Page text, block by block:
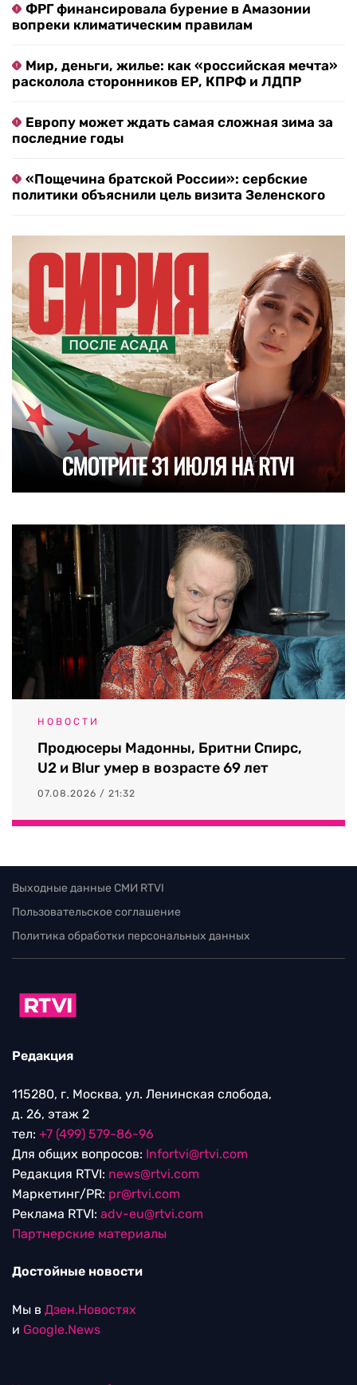
ФРГ финансировала бурение в Амазонии
вопреки климатическим правилам
Мир, деньги, жилье: как «российская мечта»
расколола сторонников ЕР, КПРФ и ЛДПР
Европу может ждать самая сложная зима за
последние годы
«Пощечина братской России»: сербские
политики объяснили цель визита Зеленского
НОВОСТИ
Продюсеры Мадонны, Бритни Спирс,
U2 и Blur умер в возрасте 69 лет
07.08.2026 / 21:32
Выходные данные СМИ RTVI
Пользовательское соглашение
Политика обработки персональных данных
Редакция
115280, г. Москва, ул. Ленинская слобода,
д. 26, этаж 2
тел: +7 (499) 579-86-96
Для общих вопросов: Infortvi@rtvi.com
Редакция RTVI: news@rtvi.com
Маркетинг/PR: pr@rtvi.com
Реклама RTVI: adv-eu@rtvi.com
Партнерские материалы
Достойные новости
Мы в Дзен.Новостях
и Google.News